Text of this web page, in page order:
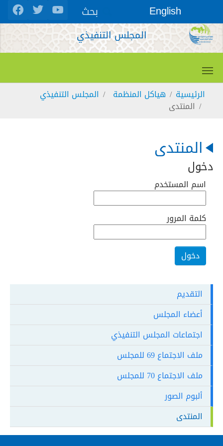
Skip to main content
English بحث
المجلس التنفيذي
You are here:
الرئيسية هياكل المنظمة المجلس التنفيذي
المنتدى
المنتدى
دخول
اسم المستخدم
كلمة المرور
التقديم
أعضاء المجلس
اجتماعات المجلس التنفيذي
ملف الاجتماع 69 للمجلس
ملف الاجتماع 70 للمجلس
ألبوم الصور
المنتدى